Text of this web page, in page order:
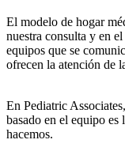
El modelo de hogar
nuestra consulta y en
equipos que se
ofrecen la atención de
En Pediatric
basado en el equipo
hacemos.